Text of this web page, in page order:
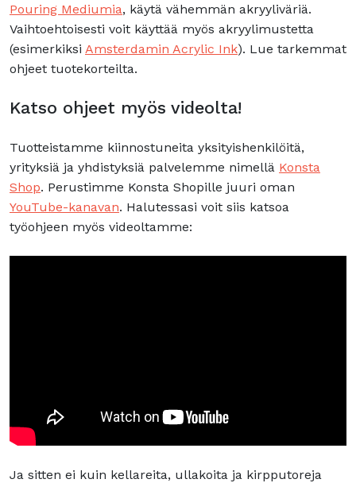
Pouring Mediumia, käytä vähemmän akryyliväriä.
Vaihtoehtoisesti voit käyttää myös akryylimustetta
(esimerkiksi Amsterdamin Acrylic Ink). Lue tarkemmat
ohjeet tuotekorteilta.
Katso ohjeet myös videolta!
Tuotteistamme kiinnostuneita yksityishenkilöitä,
yrityksiä ja yhdistyksiä palvelemme nimellä Konsta
Shop. Perustimme Konsta Shopille juuri oman
YouTube-kanavan. Halutessasi voit siis katsoa
työohjeen myös videoltamme:
Ja sitten ei kuin kellareita, ullakoita ja kirpputoreja